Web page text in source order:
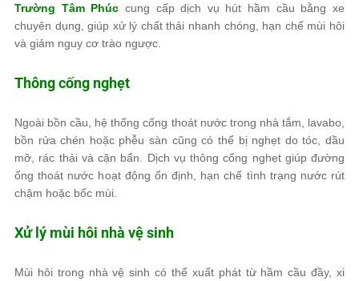
Trường Tâm Phúc cung cấp dịch vụ hút hầm cầu bằng xe
chuyên dụng, giúp xử lý chất thải nhanh chóng, hạn chế mùi hôi
và giảm nguy cơ trào ngược.
Thông cống nghẹt
Ngoài bồn cầu, hệ thống cống thoát nước trong nhà tắm, lavabo,
bồn rửa chén hoặc phễu sàn cũng có thể bị nghẹt do tóc, dầu
mỡ, rác thải và cặn bẩn. Dịch vụ thông cống nghẹt giúp đường
ống thoát nước hoạt động ổn định, hạn chế tình trạng nước rút
chậm hoặc bốc mùi.
Xử lý mùi hôi nhà vệ sinh
Mùi hôi trong nhà vệ sinh có thể xuất phát từ hầm cầu đầy, xi